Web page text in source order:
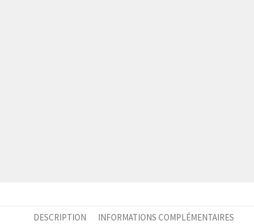
DESCRIPTION INFORMATIONS COMPLÉMENTAIRES